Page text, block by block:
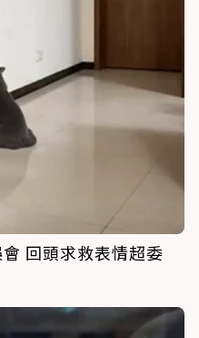
回頭求救表情超委